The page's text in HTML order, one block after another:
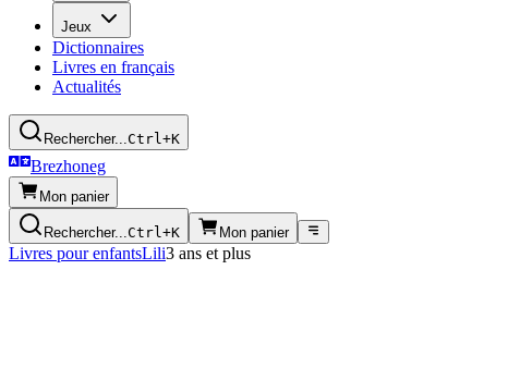
Jeux
Dictionnaires
Livres en français
Actualités
Rechercher...Ctrl+K
Brezhoneg
Mon panier
Rechercher...Ctrl+K Mon panier
Livres pour enfantsLili3 ans et plus